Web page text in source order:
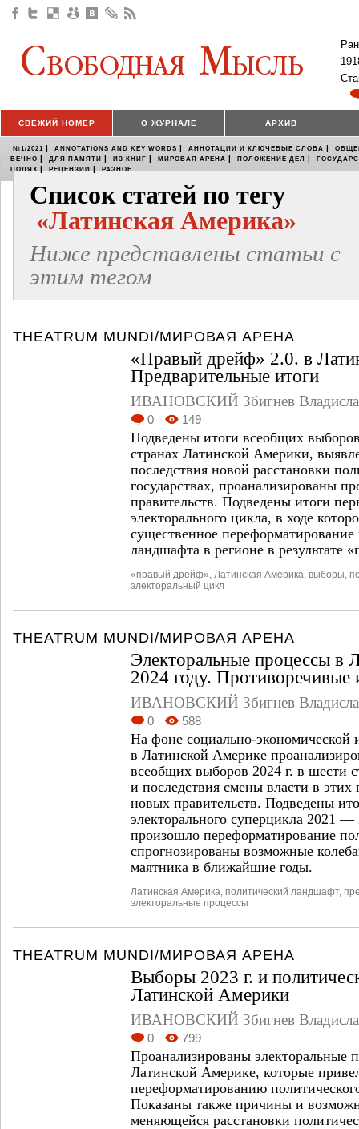
СВЕЖИЙ НОМЕР О ЖУРНАЛЕ АРХИВ
№1/2021 | ANNOTATIONS AND KEY WORDS | АННОТАЦИИ И КЛЮЧЕВЫЕ СЛОВА |
ВЕЧНО | ДЛЯ ПАМЯТИ | ИЗ КНИГ | МИРОВАЯ АРЕНА | ПОЛОЖЕНИЕ ДЕЛ |
ПОЛЯХ | РЕЦЕНЗИИ | РАЗНОЕ
Список статей по тегу
«Латинская Америка»
Ниже представлены статьи с
этим тегом
THEATRUM MUNDI/МИРОВАЯ АРЕНА
«Правый дрейф» 2.0. в
Предварительные итоги
ИВАНОВСКИЙ Збигнев
0 149
Подведены итоги всеобщих
странах Латинской Америки,
последствия новой расстановки
государствах, проанализированы
правительств. Подведены итоги
электорального цикла, в ходе
существенное переформатирование
ландшафта в регионе в результате
«правый дрейф» Латинская Америка выборы
электоральный цикл
THEATRUM MUNDI/МИРОВАЯ АРЕНА
Электоральные процессы в
2024 году. Противоречивые
ИВАНОВСКИЙ Збигнев
0 588
На фоне социально-экономической
в Латинской Америке
всеобщих выборов 2024 г. в шести
и последствия смены власти в этих
новых правительств. Подведены
электорального суперцикла 2021 —
произошло переформатирование
спрогнозированы возможные
маятника в ближайшие годы.
Латинская Америка политический ландшафт,
электоральные процессы
THEATRUM MUNDI/МИРОВАЯ АРЕНА
Выборы 2023 г. и
Латинской Америки
ИВАНОВСКИЙ Збигнев
0 799
Проанализированы электоральные
Латинской Америке, которые
переформатированию
Показаны также причины и
меняющейся расстановки